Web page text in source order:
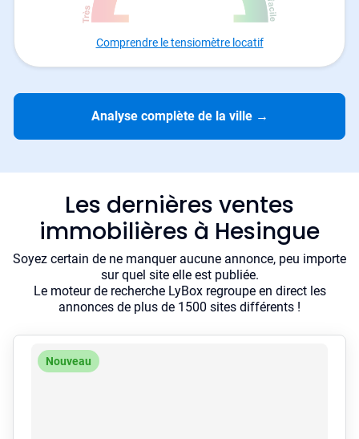
Comprendre le tensiomètre locatif
Analyse complète de la ville →
Les dernières ventes
immobilières à Hesingue
Soyez certain de ne manquer aucune annonce, peu importe
sur quel site elle est publiée.
Le moteur de recherche LyBox regroupe en direct les
annonces de plus de 1500 sites différents !
Nouveau